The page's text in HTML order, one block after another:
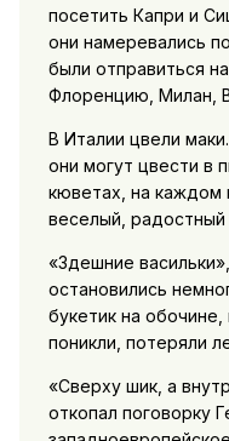
посетить Капри и
они намеревались
были отправиться
Флоренцию, Милан,
В Италии цвели
они могут цвести в
кюветах, на каждом
веселый, радостный
«3дешние
остановились
букетик на
поникли, потеряли
«Сверху шик, а
откопал поговорку